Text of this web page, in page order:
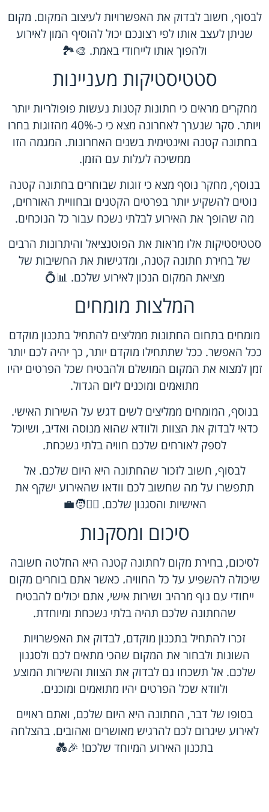
לבסוף, חשוב לבדוק את האפשרויות לעיצוב המקום. מקום
שניתן לעצב אותו לפי רצונכם יכול להוסיף המון לאירוע
ולהפוך אותו לייחודי באמת. 🎨🏞️
סטטיסטיקות מעניינות
מחקרים מראים כי חתונות קטנות נעשות פופולריות יותר
ויותר. סקר שנערך לאחרונה מצא כי כ-40% מהזוגות בחרו
בחתונה קטנה ואינטימית בשנים האחרונות. המגמה הזו
ממשיכה לעלות עם הזמן.
בנוסף, מחקר נוסף מצא כי זוגות שבוחרים בחתונה קטנה
נוטים להשקיע יותר בפרטים הקטנים ובחוויית האורחים,
מה שהופך את האירוע לבלתי נשכח עבור כל הנוכחים.
סטטיסטיקות אלו מראות את הפוטנציאל והיתרונות הרבים
של בחירת חתונה קטנה, ומדגישות את החשיבות של
מציאת המקום הנכון לאירוע שלכם. 📊💍
המלצות מומחים
מומחים בתחום החתונות ממליצים להתחיל בתכנון מוקדם
ככל האפשר. ככל שתתחילו מוקדם יותר, כך יהיה לכם יותר
זמן למצוא את המקום המושלם ולהבטיח שכל הפרטים יהיו
מתואמים ומוכנים ליום הגדול.
בנוסף, המומחים ממליצים לשים דגש על השירות האישי.
כדאי לבדוק את הצוות ולוודא שהוא מנוסה ואדיב, ושיוכל
לספק לאורחים שלכם חוויה בלתי נשכחת.
לבסוף, חשוב לזכור שהחתונה היא היום שלכם. אל
תתפשרו על מה שחשוב לכם וודאו שהאירוע ישקף את
האישיות והסגנון שלכם. 🧑‍⚕️🧑‍💼
סיכום ומסקנות
לסיכום, בחירת מקום לחתונה קטנה היא החלטה חשובה
שיכולה להשפיע על כל החוויה. כאשר אתם בוחרים מקום
ייחודי עם נוף מרהיב ושירות אישי, אתם יכולים להבטיח
שהחתונה שלכם תהיה בלתי נשכחת ומיוחדת.
זכרו להתחיל בתכנון מוקדם, לבדוק את האפשרויות
השונות ולבחור את המקום שהכי מתאים לכם ולסגנון
שלכם. אל תשכחו גם לבדוק את הצוות והשירות המוצע
ולוודא שכל הפרטים יהיו מתואמים ומוכנים.
בסופו של דבר, החתונה היא היום שלכם, ואתם ראויים
לאירוע שיגרום לכם להרגיש מאושרים ואהובים. בהצלחה
בתכנון האירוע המיוחד שלכם! 🎉💑